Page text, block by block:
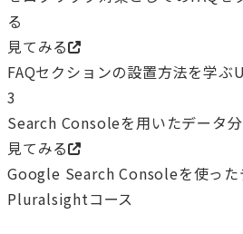
る
見てみる
FAQセクションの設置方法を学ぶ
3
Search Consoleを用いたデータ
見てみる
Google Search Consoleを使った
Pluralsightコース